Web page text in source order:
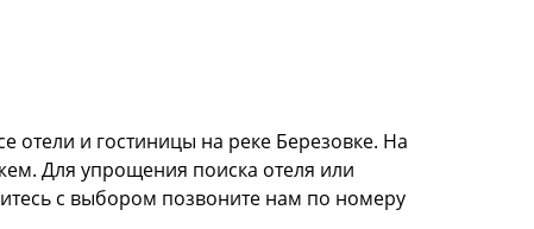
отели и гостиницы на реке Березовке. На
Для упрощения поиска отеля или
с выбором позвоните нам по номеру